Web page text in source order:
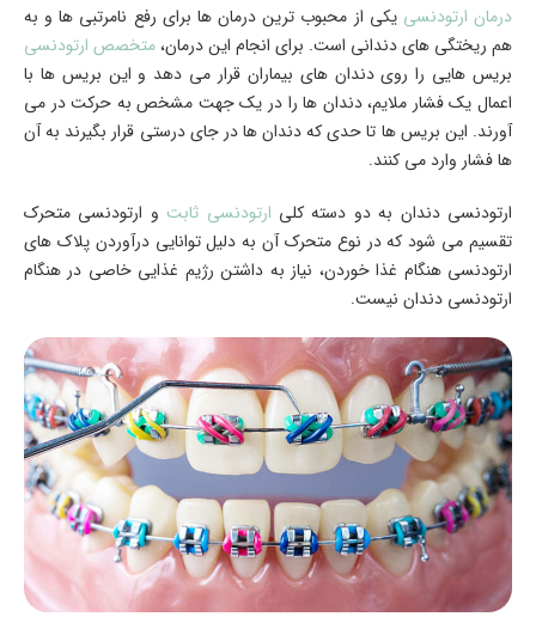
درمان ارتودنسی یکی از محبوب ترین درمان ها برای رفع نامرتبی ها و به
هم ریختگی های دندانی است. برای انجام این درمان،متخصص ارتودنسی
بریس هایی را روی دندان های بیماران قرار می دهد و این بریس ها با
اعمال یک فشار ملایم، دندان ها را در یک جهت مشخص به حرکت در می
آورند. این بریس ها تا حدی که دندان ها در جای درستی قرار بگیرند به آن
ها فشار وارد می کنند.
ارتودنسی دندان به دو دسته کلی ارتودنسی ثابت و ارتودنسی متحرک
تقسیم می شود که در نوع متحرک آن به دلیل توانایی درآوردن پلاک های
ارتودنسی هنگام غذا خوردن، نیاز به داشتن رژیم غذایی خاصی در هنگام
ارتودنسی دندان نیست.